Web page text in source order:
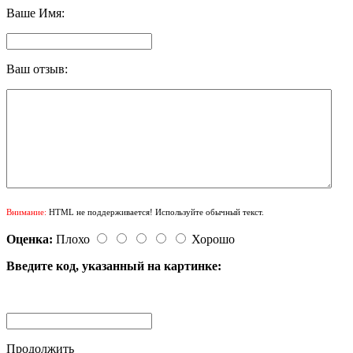
Ваше Имя:
Ваш отзыв:
Внимание: HTML не поддерживается! Используйте обычный текст.
Оценка: Плохо
Хорошо
Введите код, указанный на картинке:
Продолжить